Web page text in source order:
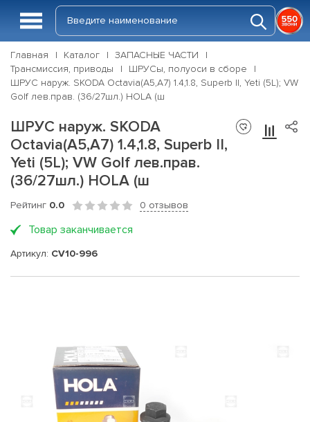
Главная Каталог
ЗАПАСНЫЕ ЧАСТИ
Трансмиссия, приводы
ШРУСы, полуоси в сборе
ШРУС наруж. SKODA Octavia(A5,A7) 1.4,1.8, Superb II, Yeti (5L); VW
Golf лев.прав. (36/27шл.) HOLA (ш
ШРУС наруж. SKODA
Octavia(A5,A7) 1.4,1.8, Superb II,
Yeti (5L); VW Golf лев.прав.
(36/27шл.) HOLA (ш
Рейтинг 0.0 0 отзывов
Товар заканчивается
Артикул: CV10-996